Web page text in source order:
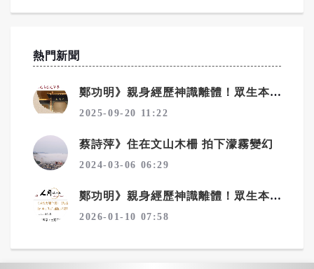
熱門新聞
鄭功明》親身經歷神識離體！眾生本來是佛——宇宙真相在念佛中顯現4——回家：一場淚水與花開的覺醒之旅
2025-09-20 11:22
蔡詩萍》住在文山木柵 拍下濛霧變幻
2024-03-06 06:29
鄭功明》親身經歷神識離體！眾生本來是佛——宇宙真相在念佛中顯現6——夢境層層疊：心性本源，圓證常寂光
2026-01-10 07:58